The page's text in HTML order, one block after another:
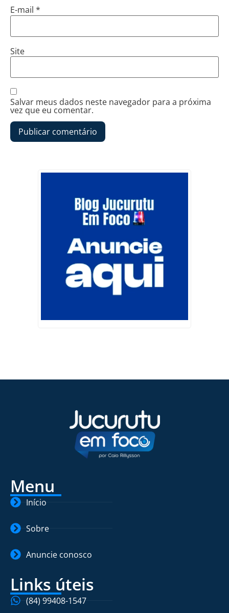
E-mail *
Site
Salvar meus dados neste navegador para a próxima
vez que eu comentar.
Menu
Início
Sobre
Anuncie conosco
Links úteis
(84) 99408-1547